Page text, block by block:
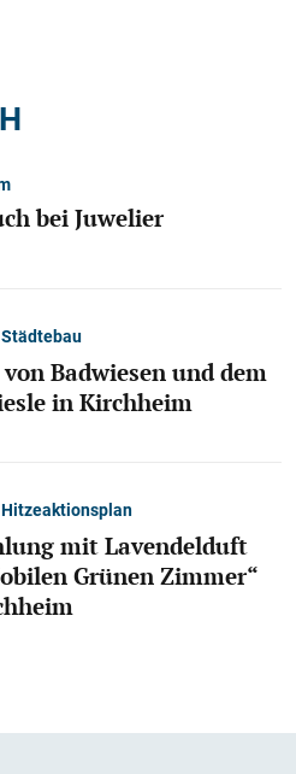
bei Juwelier
Städtebau
von Badwiesen und dem
in Kirchheim
Hitzeaktionsplan
mit Lavendelduft
Grünen Zimmer“